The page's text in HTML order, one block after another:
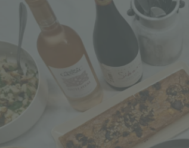
אופציונליים.
הם נדרשים
להפעלת
סטטיסטיקות
כדי שנוכל